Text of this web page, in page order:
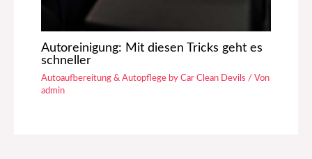
Autoreinigung: Mit diesen Tricks geht es
schneller
Autoaufbereitung & Autopflege by Car Clean Devils / Von
admin